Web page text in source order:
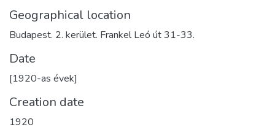
Geographical location
Budapest. 2. kerület. Frankel Leó út 31-33.
Date
[1920-as évek]
Creation date
1920